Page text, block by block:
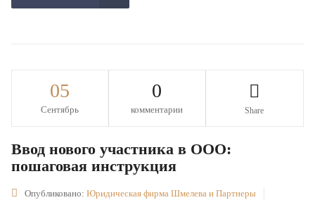
05
Сентябрь
0
комментарии Share
Ввод нового участника в ООО:
пошаговая инструкция
Опубликовано: Юридическая фирма Шмелева и Партнеры